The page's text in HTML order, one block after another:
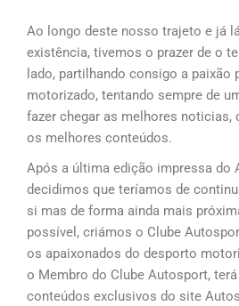
Ao longo deste nosso trajeto e já
existência, tivemos o prazer de o
lado, partilhando consigo a paixão
motorizado, tentando sempre de
fazer chegar as melhores noticias,
os melhores conteúdos.
Após a última edição impressa do
decidimos que teríamos de
si mas de forma ainda mais
possível, criámos o Clube
os apaixonados do desporto
o Membro do Clube Autosport,
conteúdos exclusivos do site